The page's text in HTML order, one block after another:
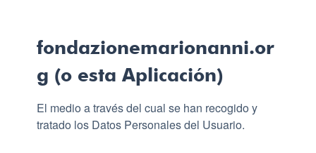
fondazionemarionanni.or
g (o esta Aplicación)
El medio a través del cual se han recogido y
tratado los Datos Personales del Usuario.